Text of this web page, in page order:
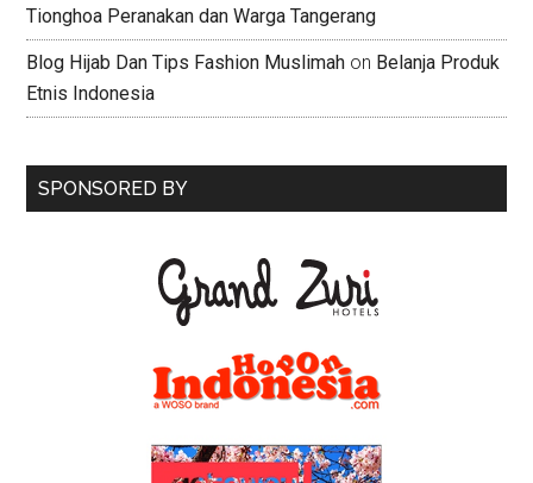
Tionghoa Peranakan dan Warga Tangerang
Blog Hijab Dan Tips Fashion Muslimah on Belanja Produk
Etnis Indonesia
SPONSORED BY